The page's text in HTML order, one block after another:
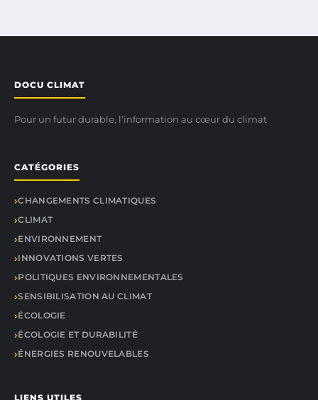
DOCU CLIMAT
Pour un futur durable, l'information au cœur du climat
CATÉGORIES
CHANGEMENTS CLIMATIQUES
CLIMAT
ENVIRONNEMENT
INNOVATIONS VERTES
POLITIQUES ENVIRONNEMENTALES
SENSIBILISATION AU CLIMAT
ÉCOLOGIE
ÉCOLOGIE ET DURABILITÉ
ÉNERGIES RENOUVELABLES
LIENS UTILES